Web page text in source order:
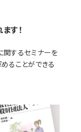
す！
関するセミナーを
ることができる